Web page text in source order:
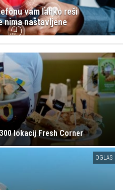
vam lahko reši
nima nastavljene
lokacij Fresh Corner
OGLAS